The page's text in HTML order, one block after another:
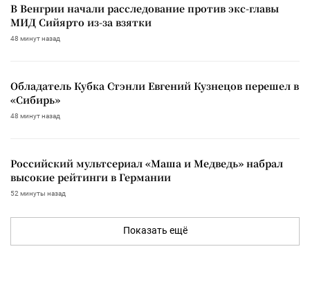
В Венгрии начали расследование против экс-главы
МИД Сийярто из-за взятки
48 минут назад
Обладатель Кубка Стэнли Евгений Кузнецов перешел в
«Сибирь»
48 минут назад
Российский мультсериал «Маша и Медведь» набрал
высокие рейтинги в Германии
52 минуты назад
Показать ещё